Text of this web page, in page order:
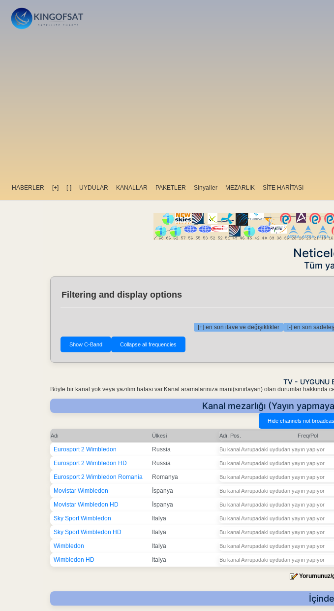
HABERLER [+] [-] UYDULAR KANALLAR PAKETLER Sinyaller MEZARLIK SİTE HARİTASI
Tüm
Filtering and display options
[+] en son ilave ve değişiklikler [-] en son
TV - UYGUNU
Böyle bir kanal yok veya yazılım hatası var.Kanal aramalarınıza mani(sınırlayan) olan durumlar hakkında
Kanal mezarlığı (Yayın
Adı Ülkesi Adı, Pos. Freq/Pol
Eurosport 2 Wimbledon Russia Bu kanal Avrupadaki uydudan yayın yapıyor
Eurosport 2 Wimbledon HD Russia Bu kanal Avrupadaki uydudan yayın yapıyor
Eurosport 2 Wimbledon Romania Romanya Bu kanal Avrupadaki uydudan yayın yapıyor
Movistar Wimbledon İspanya Bu kanal Avrupadaki uydudan yayın yapıyor
Movistar Wimbledon HD İspanya Bu kanal Avrupadaki uydudan yayın yapıyor
Sky Sport Wimbledon Italya Bu kanal Avrupadaki uydudan yayın yapıyor
Sky Sport Wimbledon HD Italya Bu kanal Avrupadaki uydudan yayın yapıyor
Wimbledon Italya Bu kanal Avrupadaki uydudan yayın yapıyor
Wimbledon HD Italya Bu kanal Avrupadaki uydudan yayın yapıyor